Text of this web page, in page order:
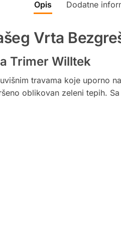
Opis Dodatne
Vrta
Trimer Willtek
travama koje uporno
oblikovan zeleni tepih.